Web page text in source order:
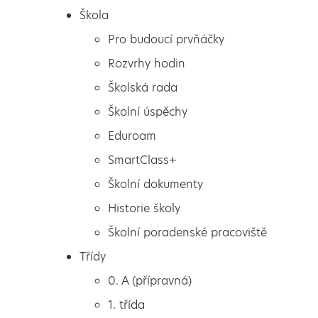
Pro budoucí prvňáčky
Rozvrhy hodin
Školská rada
Škola
Pro budoucí prvňáčky
Rozvrhy hodin
Školská rada
Školní úspěchy
Eduroam
SmartClass+
Školní dokumenty
Historie školy
Školní poradenské pracoviště
Třídy
0. A (přípravná)
1. třída
MOVIE DAY